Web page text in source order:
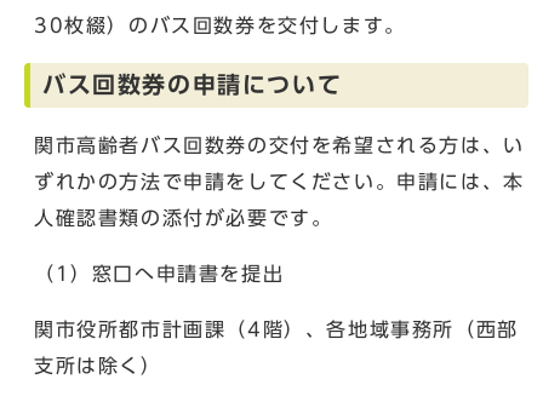
30枚綴）のバス回数券を交付します。
バス回数券の申請について
関市高齢者バス回数券の交付を希望される方は、い
ずれかの方法で申請をしてください。申請には、本
人確認書類の添付が必要です。
（1）窓口へ申請書を提出
関市役所都市計画課（4階）、各地域事務所（西部
支所は除く）